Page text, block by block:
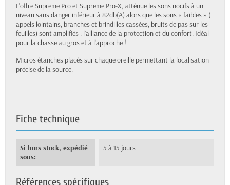
L’offre Supreme Pro et Supreme Pro-X, atténue les sons nocifs à un
niveau sans danger inférieur à 82db(A) alors que les sons « faibles » (
appels lointains, branches et brindilles cassées, bruits de pas sur les
feuilles) sont amplifiés : l’alliance de la protection et du confort. Idéal
pour la chasse au gros et à l'approche !
Micros étanches placés sur chaque oreille permettant la localisation
précise de la source.
Fiche technique
Si hors stock, expédié
sous:
5 à 15 jours
Références spécifiques